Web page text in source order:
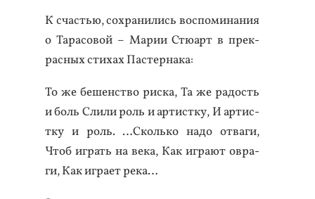
К счастью, сох­ра­нились вос­по­мина­ния
о Та­расо­вой – Ма­рии Стю­арт в прек­
расных сти­хах Пас­терна­ка:
То же бе­шенс­тво рис­ка, Та же ра­дость
и боль Сли­ли роль и ар­тис­тку, И ар­тис­
тку и роль. …Сколь­ко на­до от­ва­ги,
Чтоб иг­рать на ве­ка, Как иг­ра­ют ов­ра­
ги, Как иг­ра­ет ре­ка…